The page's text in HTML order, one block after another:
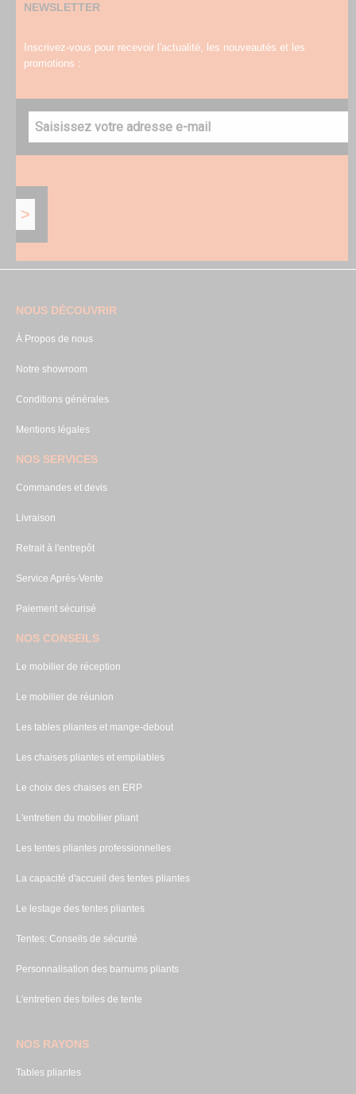
NEWSLETTER
Inscrivez-vous pour recevoir l'actualité, les nouveautés et les
promotions :
NOUS DÉCOUVRIR
À Propos de nous
Notre showroom
Conditions générales
Mentions légales
NOS SERVICES
Commandes et devis
Livraison
Retrait à l'entrepôt
Service Après-Vente
Paiement sécurisé
NOS CONSEILS
Le mobilier de réception
Le mobilier de réunion
Les tables pliantes et mange-debout
Les chaises pliantes et empilables
Le choix des chaises en ERP
L'entretien du mobilier pliant
Les tentes pliantes professionnelles
La capacité d'accueil des tentes pliantes
Le lestage des tentes pliantes
Tentes: Conseils de sécurité
Personnalisation des barnums pliants
L'entretien des toiles de tente
NOS RAYONS
Tables pliantes